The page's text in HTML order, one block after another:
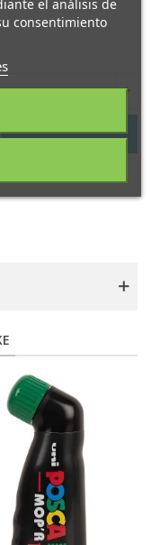
+
el análisis de
consentimiento